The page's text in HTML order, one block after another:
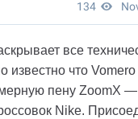
все
известно что
пену ZoomX
Nike.